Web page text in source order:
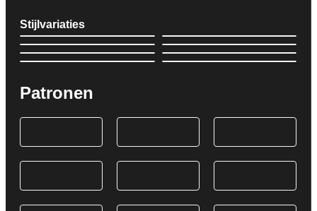
Stijlvariaties
Patronen